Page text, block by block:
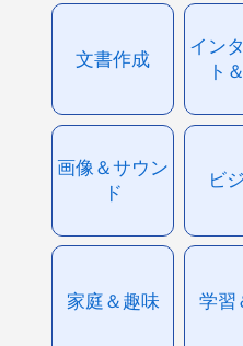
文書作成
イン
ト
画像＆サウン
ド
ビ
家庭＆趣味 学習